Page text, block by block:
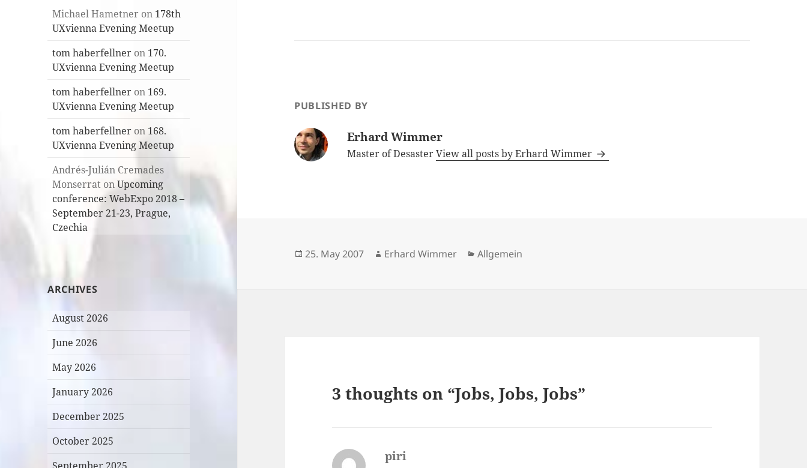
Michael Hametner on 178th
UXvienna Evening Meetup
tom haberfellner on 170.
UXvienna Evening Meetup
tom haberfellner on 169.
UXvienna Evening Meetup
tom haberfellner on 168.
UXvienna Evening Meetup
Andrés-Julián Cremades
Monserrat onUpcoming
conference: WebExpo 2018 –
September 21-23, Prague,
Czechia
ARCHIVES
August 2026
June 2026
May 2026
January 2026
December 2025
October 2025
PUBLISHED BY
Erhard Wimmer
Master of DesasterView all posts by Erhard Wimmer
Posted
25. May 2007 Author
Erhard Wimmer Categories
Allgemein
3 thoughts on “Jobs, Jobs, Jobs”
piri